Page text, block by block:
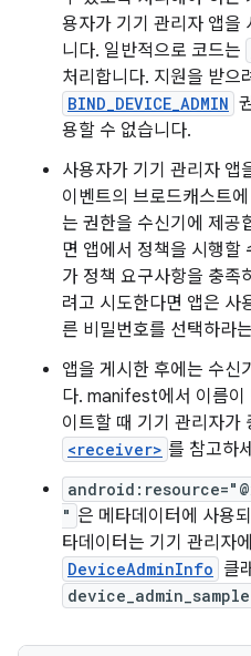
용자가 기기 관리자 앱을
니다. 일반적으로 코드는
처리합니다. 지원을 받으
BIND_DEVICE_ADMIN
용할 수 없습니다.
사용자가 기기 관리자 앱
이벤트의 브로드캐스트
는 권한을 수신기에 제공
면 앱에서 정책을 시행할
가 정책 요구사항을 충족
려고 시도한다면 앱은 사
른 비밀번호를 선택하라
앱을 게시한 후에는 수신
다. manifest에서 이름이
이트할 때 기기 관리자가
<receiver> 를 참고하
" 은 메타데이터에 사용
타데이터는 기기 관리자
DeviceAdminInfo 클